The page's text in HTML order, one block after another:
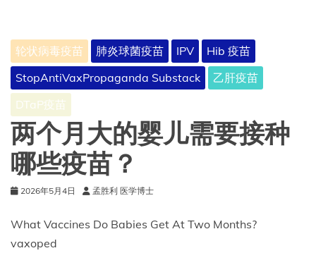
轮状病毒疫苗 肺炎球菌疫苗 IPV
Hib 疫苗
StopAntiVaxPropaganda Substack
乙肝疫苗
DTaP疫苗
两个月大的婴儿需要接种
哪些疫苗？
2026年5月4日 孟胜利 医学博士
What Vaccines Do Babies Get At Two Months?
vaxoped